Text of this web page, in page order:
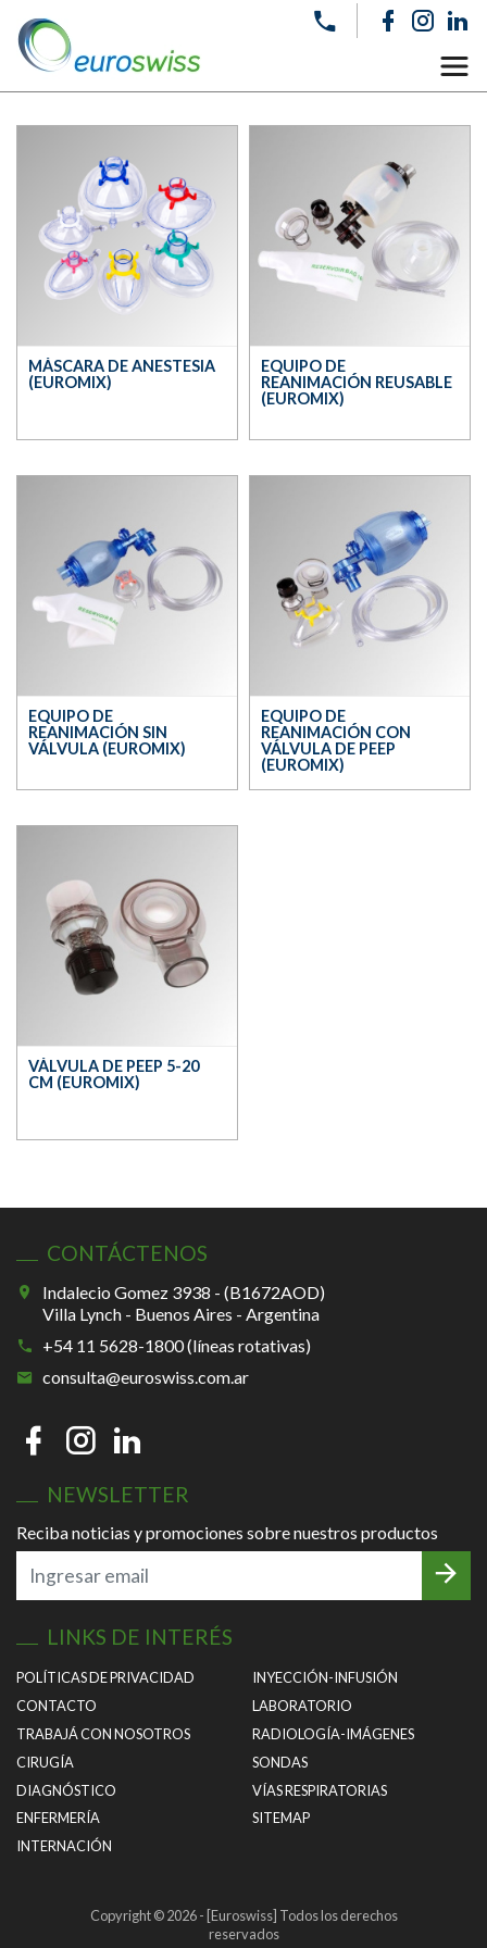
MÁSCARA DE ANESTESIA
(EUROMIX)
EQUIPO DE
REANIMACIÓN REUSABLE
(EUROMIX)
EQUIPO DE
REANIMACIÓN SIN
VÁLVULA (EUROMIX)
EQUIPO DE
REANIMACIÓN CON
VÁLVULA DE PEEP
(EUROMIX)
VÁLVULA DE PEEP 5-20
CM (EUROMIX)
CONTÁCTENOS
Indalecio Gomez 3938 - (B1672AOD)
Villa Lynch - Buenos Aires - Argentina
+54 11 5628-1800 (líneas rotativas)
consulta@euroswiss.com.ar
NEWSLETTER
Reciba noticias y promociones sobre nuestros productos
LINKS DE INTERÉS
POLÍTICAS DE PRIVACIDAD
CONTACTO
TRABAJÁ CON NOSOTROS
CIRUGÍA
DIAGNÓSTICO
ENFERMERÍA
INTERNACIÓN
INYECCIÓN-INFUSIÓN
LABORATORIO
RADIOLOGÍA-IMÁGENES
SONDAS
VÍAS RESPIRATORIAS
SITEMAP
Copyright © 2026 - [Euroswiss] Todos los derechos
reservados